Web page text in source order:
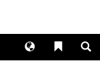
Liens
Langues